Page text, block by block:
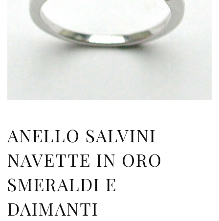
ANELLO SALVINI
NAVETTE IN ORO
SMERALDI E
DAIMANTI